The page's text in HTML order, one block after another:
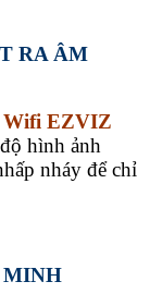
RA ÂM
Wifi EZVIZ
hình ảnh
nháy để chỉ
MINH